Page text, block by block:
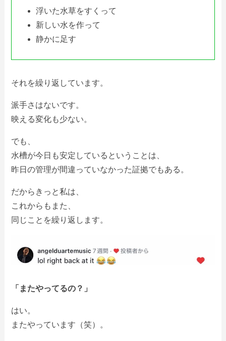
浮いた水草をすくって
新しい水を作って
静かに足す
それを繰り返しています。
派手さはないです。
映える変化も少ない。
でも、
水槽が今日も安定しているということは、
昨日の管理が間違っていなかった証拠でもある。
だからきっと私は、
これからもまた、
同じことを繰り返します。
「またやってるの？」
はい。
またやっています（笑）。